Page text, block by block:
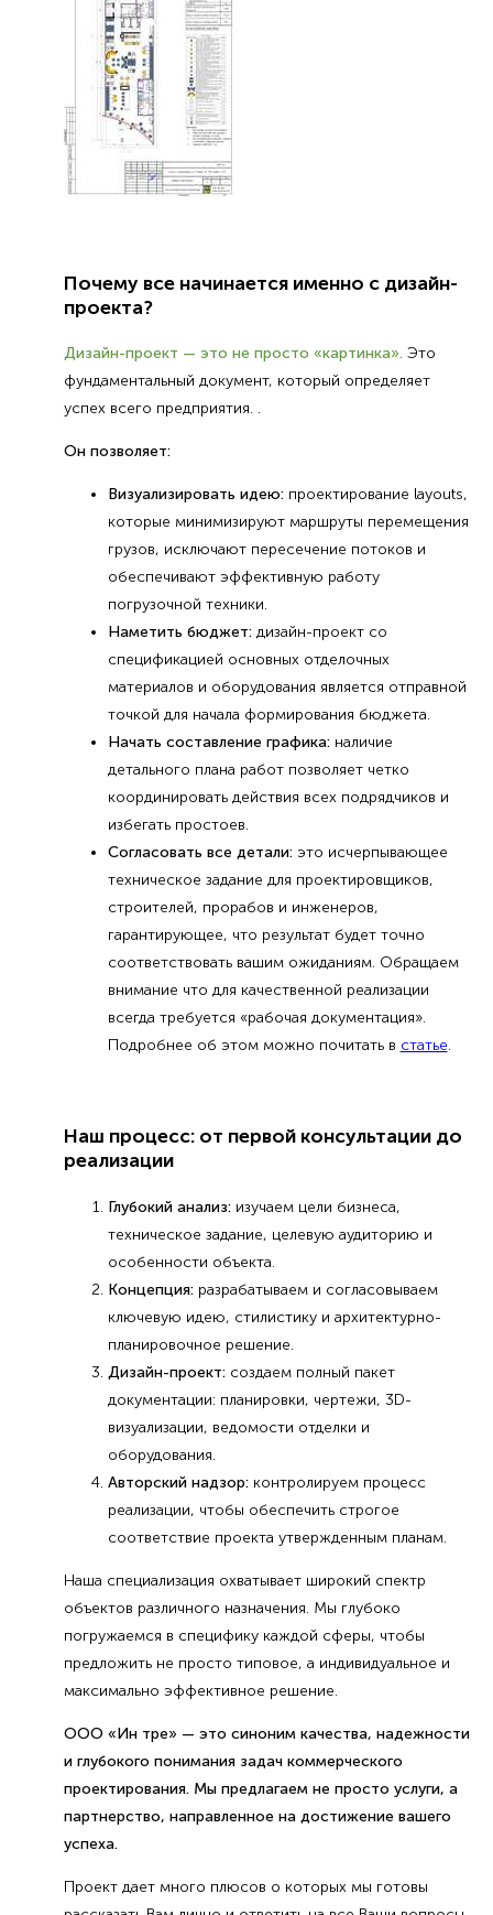
Почему все начинается именно с дизайн-
проекта?
Дизайн-проект — это не просто «картинка». Это
фундаментальный документ, который определяет
успех всего предприятия. .
Он позволяет:
Визуализировать идею:проектирование layouts,
которые минимизируют маршруты перемещения
грузов, исключают пересечение потоков и
обеспечивают эффективную работу
погрузочной техники.
Наметить бюджет:дизайн-проект со
спецификацией основных отделочных
материалов и оборудования является отправной
точкой для начала формирования бюджета.
Начать составление графика:наличие
детального плана работ позволяет четко
координировать действия всех подрядчиков и
избегать простоев.
Согласовать все детали:это исчерпывающее
техническое задание для проектировщиков,
строителей, прорабов и инженеров,
гарантирующее, что результат будет точно
соответствовать вашим ожиданиям. Обращаем
внимание что для качественной реализации
всегда требуется «рабочая документация».
Подробнее об этом можно почитать в статье.
Наш процесс: от первой консультации до
реализации
Глубокий анализ:изучаем цели бизнеса,
техническое задание, целевую аудиторию и
особенности объекта.
Концепция:разрабатываем и согласовываем
ключевую идею, стилистику и архитектурно-
планировочное решение.
Дизайн-проект:создаем полный пакет
документации: планировки, чертежи, 3D-
визуализации, ведомости отделки и
оборудования.
Авторский надзор:контролируем процесс
реализации, чтобы обеспечить строгое
соответствие проекта утвержденным планам.
Наша специализация охватывает широкий спектр
объектов различного назначения. Мы глубоко
погружаемся в специфику каждой сферы, чтобы
предложить не просто типовое, а индивидуальное и
максимально эффективное решение.
ООО «Ин тре» — это синоним качества, надежности
и глубокого понимания задач коммерческого
проектирования. Мы предлагаем не просто услуги, а
партнерство, направленное на достижение вашего
успеха.
Проект дает много плюсов о которых мы готовы